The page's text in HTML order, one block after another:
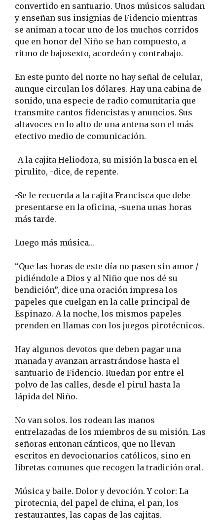
convertido en santuario. Unos músicos saludan
y enseñan sus insignias de Fidencio mientras
se animan a tocar uno de los muchos corridos
que en honor del Niño se han compuesto, a
ritmo de bajosexto, acordeón y contrabajo.
En este punto del norte no hay señal de celular,
aunque circulan los dólares. Hay una cabina de
sonido, una especie de radio comunitaria que
transmite cantos fidencistas y anuncios. Sus
altavoces en lo alto de una antena son el más
efectivo medio de comunicación.
-A la cajita Heliodora, su misión la busca en el
pirulito, -dice, de repente.
-Se le recuerda a la cajita Francisca que debe
presentarse en la oficina, -suena unas horas
más tarde.
Luego más música…
“Que las horas de este día no pasen sin amor /
pidiéndole a Dios y al Niño que nos dé su
bendición”, dice una oración impresa los
papeles que cuelgan en la calle principal de
Espinazo. A la noche, los mismos papeles
prenden en llamas con los juegos pirotécnicos.
Hay algunos devotos que deben pagar una
manada y avanzan arrastrándose hasta el
santuario de Fidencio. Ruedan por entre el
polvo de las calles, desde el pirul hasta la
lápida del Niño.
No van solos. los rodean las manos
entrelazadas de los miembros de su misión. Las
señoras entonan cánticos, que no llevan
escritos en devocionarios católicos, sino en
libretas comunes que recogen la tradición oral.
Música y baile. Dolor y devoción. Y color: La
pirotecnia, del papel de china, el pan, los
restaurantes, las capas de las cajitas.